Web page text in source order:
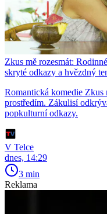
Zkus mě rozesmát:
skryté odkazy a hvězdný
Romantická komedie Zkus
prostředím. Zákulisí
popkulturní odkazy.
V Telce
dnes, 14:29
3 min
Reklama